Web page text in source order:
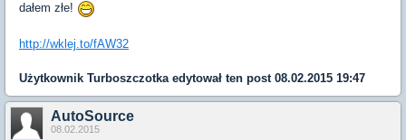
dałem złe!
http://wklej.to/fAW32
Użytkownik Turboszczotka edytował ten post 08.02.2015 19:47
AutoSource
08.02.2015